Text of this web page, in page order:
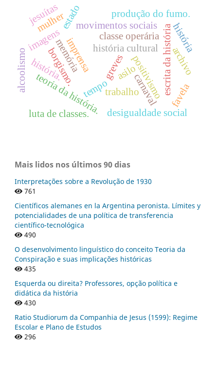
tempo
memória história cultural
teoria da história. escrita da história
imagens
positivismo
greves
classe operária
borgismo.
trabalho
produção do fumo.
movimentos sociais
estado
desigualdade social
luta de classes.
favela
mulher
história.
alcoolismo asilocarnaval
imprensa archivo
jesuítas
história
Mais lidos nos últimos 90 dias
Interpretações sobre a Revolução de 1930
761
Científicos alemanes en la Argentina peronista. Límites y
potencialidades de una política de transferencia
científico-tecnológica
490
O desenvolvimento linguístico do conceito Teoria da
Conspiração e suas implicações históricas
435
Esquerda ou direita? Professores, opção política e
didática da história
430
Ratio Studiorum da Companhia de Jesus (1599): Regime
Escolar e Plano de Estudos
296